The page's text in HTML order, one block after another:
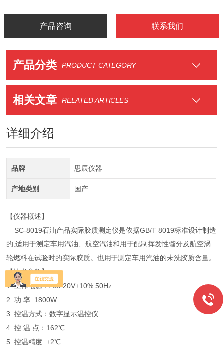
产品咨询 联系我们
产品分类 PRODUCT CATEGORY
相关文章 RELATED ARTICLES
详细介绍
品牌 思辰仪器
产地类别 国产
【仪器概述】
SC-8019石油产品实际胶质测定仪是依据GB/T 8019标准设计制造
的,适用于测定车用汽油、航空汽油和用于配制挥发性馏分及航空涡
轮燃料在试验时的实际胶质。也用于测定车用汽油的未洗胶质含量。
【技术参数】
1. 工作电源：AC220V±10% 50Hz
2. 功 率: 1800W
3. 控温方式：数字显示温控仪
4. 控 温 点：162℃
5. 控温精度: ±2℃